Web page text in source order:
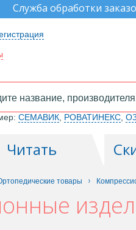
Служба обработки
СЕМАВИК РОВАТИНЕКС
Читать
товары